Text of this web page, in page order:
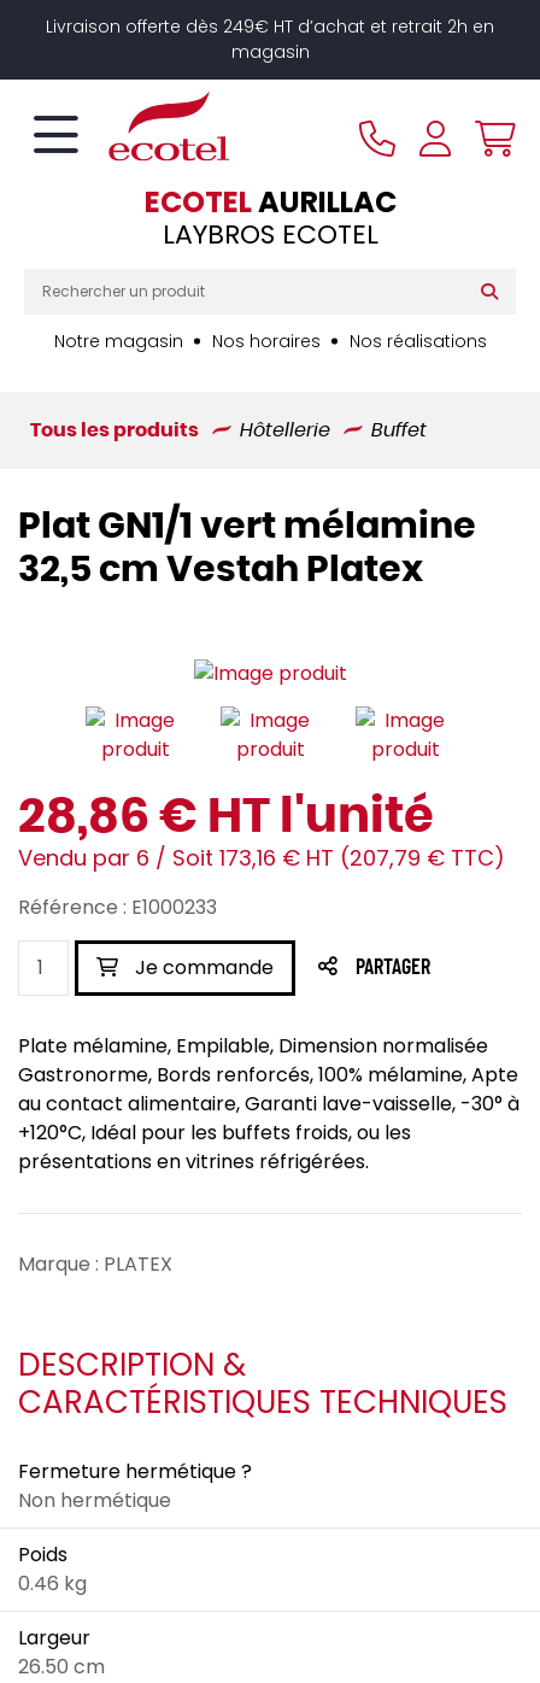
Livraison offerte dès 249€ HT d’achat et retrait 2h en
magasin
ECOTELAURILLAC
LAYBROS ECOTEL
Notre magasin Nos horaires Nos réalisations
Tous les produits Hôtellerie Buffet
Plat GN1/1 vert mélamine
32,5 cm Vestah Platex
28,86 € HT l'unité
Vendu par 6 / Soit 173,16 € HT (207,79 € TTC)
Référence : E1000233
Je commande PARTAGER
Plate mélamine, Empilable, Dimension normalisée
Gastronorme, Bords renforcés, 100% mélamine, Apte
au contact alimentaire, Garanti lave-vaisselle, -30° à
+120°C, Idéal pour les buffets froids, ou les
présentations en vitrines réfrigérées.
Marque : PLATEX
DESCRIPTION &
CARACTÉRISTIQUES TECHNIQUES
Fermeture hermétique ?
Non hermétique
Poids
0.46 kg
Largeur
26.50 cm
Panneau de gestion des cookies